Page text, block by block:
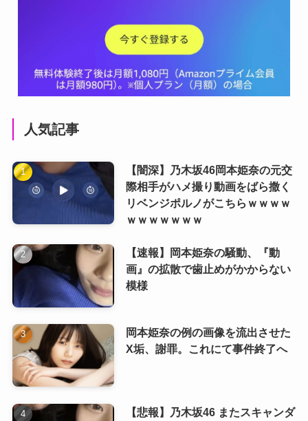
人気記事
【闇深】乃木坂46岡本姫奈の元交
際相手がハメ撮り動画をばら撒く
リベンジポルノがこちらｗｗｗｗ
ｗｗｗｗｗｗｗ
【速報】岡本姫奈の騒動、『動
画』の拡散で歯止めがかからない
模様
岡本姫奈の例の画像を流出させた
X垢、謝罪。これにて事件終了へ
【悲報】乃木坂46 またスキャンダ